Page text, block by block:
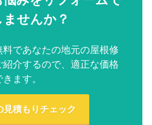
せんか？
であなたの地元の屋根修
介するので、適正な価格
ます。
見積もりチェック